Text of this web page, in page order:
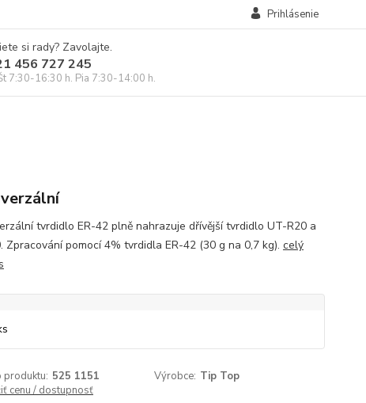
Prihlásenie
si rady? Zavolajte.
456 727 245
7:30-16:30 h. Pia 7:30-14:00 h.
tvrdidlo ER-42 plně nahrazuje dřívější tvrdidlo UT-R20 a
Zpracování pomocí 4% tvrdidla ER-42 (30 g na 0,7 kg). celý
produktu: 525 1151 Výrobce: Tip Top
cenu / dostupnosť